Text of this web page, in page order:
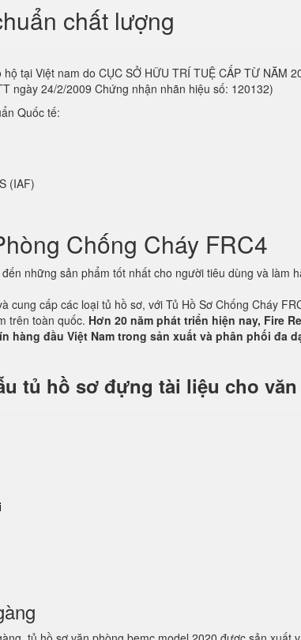
chất lượng
tại Việt nam do CỤC SỞ HỮU TRÍ TUỆ CẤP TỪ NĂM
ngày 24/2/2009 Chứng nhận nhãn hiệu số: 120132)
Quốc tế:
(IAF)
Chống Cháy FRC4
những sản phẩm tốt nhất cho người tiêu dùng và làm
cung cấp các loại tủ hồ sơ, với Tủ Hồ Sơ Chống Cháy
trên toàn quốc. Hơn 20 năm phát triển hiện nay, Fire
hàng đầu Việt Nam trong sản xuất và phân phối đa
tủ hồ sơ đựng tài liệu cho